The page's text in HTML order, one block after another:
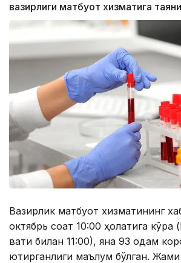
вазирлиги матбуот хизматига
Вазирлик матбуот хизматининг
октябрь соат 10:00 ҳолатига кўра
вақти билан 11:00), яна 93 одам
юқтирганлиги маълум бўлган.